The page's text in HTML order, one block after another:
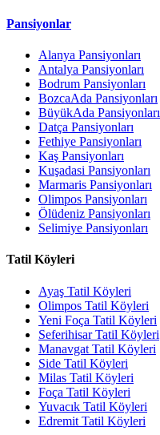
Pansiyonlar
Alanya Pansiyonları
Antalya Pansiyonları
Bodrum Pansiyonları
BozcaAda Pansiyonları
BüyükAda Pansiyonları
Datça Pansiyonları
Fethiye Pansiyonları
Kaş Pansiyonları
Kuşadasi Pansiyonları
Marmaris Pansiyonları
Olimpos Pansiyonları
Ölüdeniz Pansiyonları
Selimiye Pansiyonları
Tatil Köyleri
Ayaş Tatil Köyleri
Olimpos Tatil Köyleri
Yeni Foça Tatil Köyleri
Seferihisar Tatil Köyleri
Manavgat Tatil Köyleri
Side Tatil Köyleri
Milas Tatil Köyleri
Foça Tatil Köyleri
Yuvacık Tatil Köyleri
Edremit Tatil Köyleri